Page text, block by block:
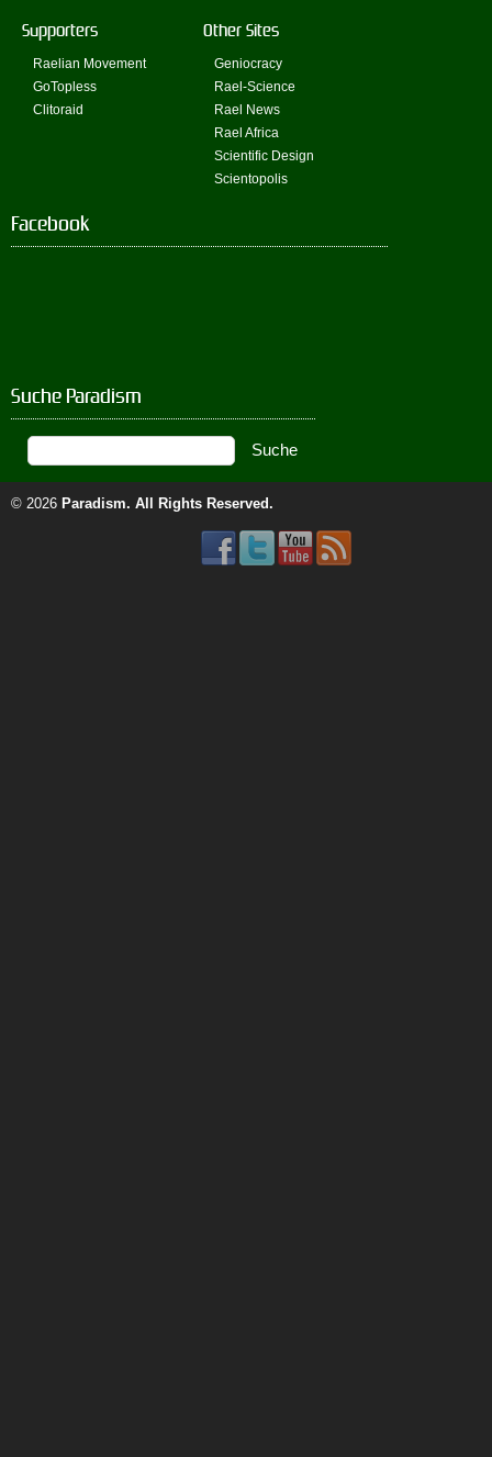
Supporters
Raelian Movement
GoTopless
Clitoraid
Other Sites
Geniocracy
Rael-Science
Rael News
Rael Africa
Scientific Design
Scientopolis
Facebook
Suche Paradism
© 2026 Paradism. All Rights Reserved.